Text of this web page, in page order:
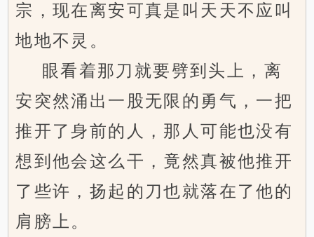
宗，现在离安可真是叫天天不应叫
地地不灵。
眼看着那刀就要劈到头上，离
安突然涌出一股无限的勇气，一把
推开了身前的人，那人可能也没有
想到他会这么干，竟然真被他推开
了些许，扬起的刀也就落在了他的
肩膀上。